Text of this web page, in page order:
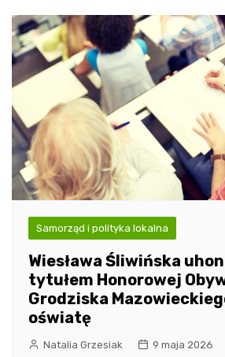
Samorząd i polityka lokalna
Wiesława Śliwińska
tytułem Honorowej
Grodziska
oświatę
Natalia Grzesiak 9 maja 2026